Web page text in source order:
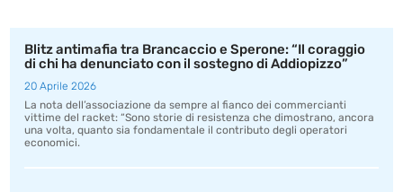
Blitz antimafia tra Brancaccio e Sperone: “Il coraggio
di chi ha denunciato con il sostegno di Addiopizzo”
20 Aprile 2026
La nota dell’associazione da sempre al fianco dei commercianti
vittime del racket: “Sono storie di resistenza che dimostrano, ancora
una volta, quanto sia fondamentale il contributo degli operatori
economici.